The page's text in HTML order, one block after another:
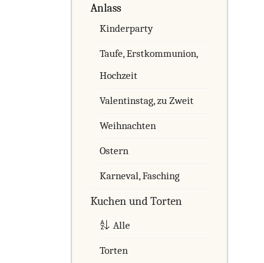
Anlass
Kinderparty
Taufe, Erstkommunion,
Hochzeit
Valentinstag, zu Zweit
Weihnachten
Ostern
Karneval, Fasching
Kuchen und Torten
Alle
Torten